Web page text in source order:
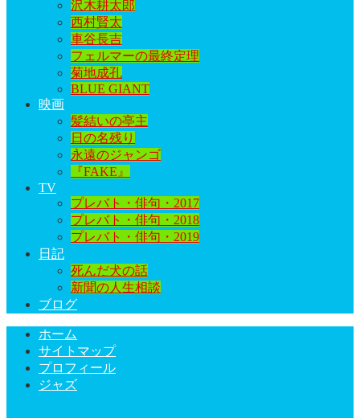
沢木耕太郎
西村賢太
車谷長吉
フェルマーの最終定理
菊地成孔
BLUE GIANT
映画
髪結いの亭主
日の名残り
永遠のジャンゴ
『FAKE』
TV
プレバト・俳句・2017
プレバト・俳句・2018
プレバト・俳句・2019
日記
死んだ犬の話
新聞の人生相談
ブログ
ホーム
サイトマップ
プロフィール
ジャズ